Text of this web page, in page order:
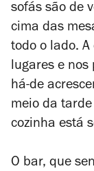
sofás são de
cima das
todo o lado.
lugares e nos
há-de
meio da
cozinha está
O bar, que